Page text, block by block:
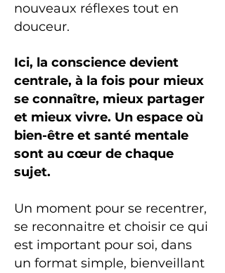
nouveaux réflexes tout en
douceur.
Ici, la conscience devient
centrale, à la fois pour mieux
se connaître, mieux partager
et mieux vivre. Un espace où
bien-être et santé mentale
sont au cœur de chaque
sujet.
Un moment pour se recentrer,
se reconnaitre et choisir ce qui
est important pour soi, dans
un format simple, bienveillant